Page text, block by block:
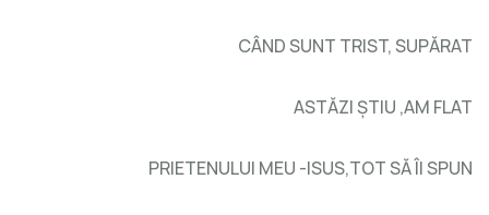
CÂND SUNT TRIST, SUPĂRAT
ASTĂZI ŞTIU ,AM FLAT
PRIETENULUI MEU -ISUS,TOT SĂ ÎI SPUN